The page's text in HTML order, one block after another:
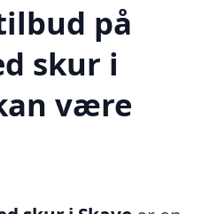
på
skur i
være